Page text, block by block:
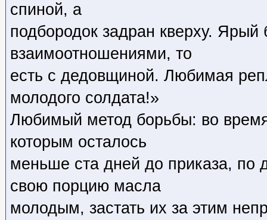
спиной, а
подбородок задран кверху.
взаимоотношениями, то
есть с дедовщиной. Любимая
молодого солдата!»
Любимый метод борьбы: во
которым осталось
меньше ста дней до приказа, по
свою порцию масла
молодым, застать их за этим